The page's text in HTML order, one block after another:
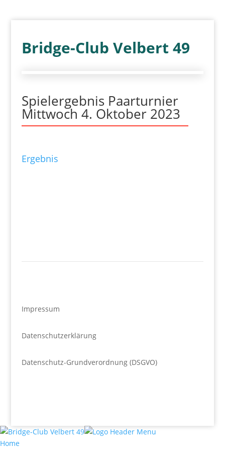
Bridge-Club Velbert 49
Spielergebnis Paarturnier
Mittwoch 4. Oktober 2023
Ergebnis
Impressum
Datenschutzerklärung
Datenschutz-Grundverordnung (DSGVO)
Home